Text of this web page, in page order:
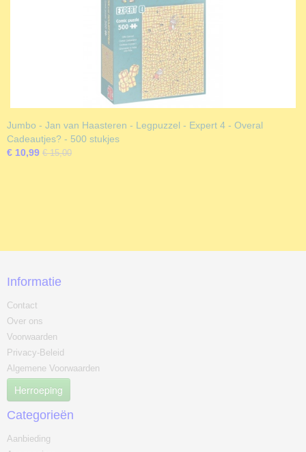
Jumbo - Jan van Haasteren - Legpuzzel - Expert 4 - Overal
Cadeautjes? - 500 stukjes
€ 10,99 € 15,00
Informatie
Contact
Over ons
Voorwaarden
Privacy-Beleid
Algemene Voorwaarden
Herroeping
Categorieën
Aanbieding